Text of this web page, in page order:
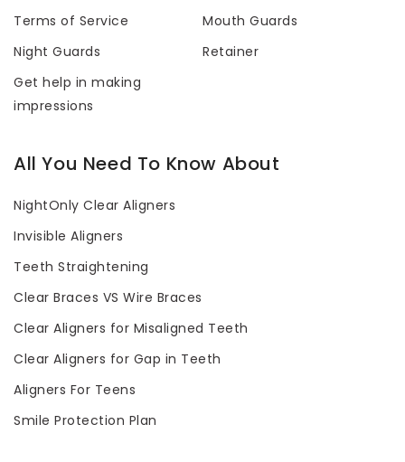
Terms of Service
Mouth Guards
Night Guards
Retainer
Get help in making
impressions
All You Need To Know About
NightOnly Clear Aligners
Invisible Aligners
Teeth Straightening
Clear Braces VS Wire Braces
Clear Aligners for Misaligned Teeth
Clear Aligners for Gap in Teeth
Aligners For Teens
Smile Protection Plan